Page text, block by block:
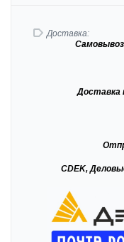
Доставка:
Самовывоз
Доставка
CDEK,